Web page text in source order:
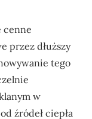
cenne
przez dłuższy
tego
w
źródeł ciepła